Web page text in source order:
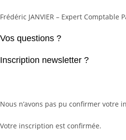
Frédéric JANVIER – Expert Comptable
Vos questions ?
Inscription newsletter ?
Nous n’avons pas pu confirmer votre
Votre inscription est confirmée.